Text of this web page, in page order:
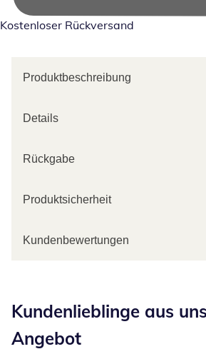
Kostenloser Rückversand
Produktbeschreibung
Details
Rückgabe
Produktsicherheit
Kundenbewertungen
Kundenlieblinge aus
Angebot